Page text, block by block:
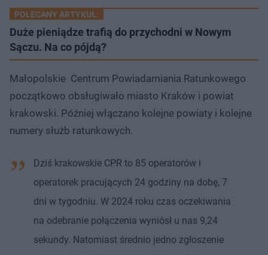
POLECANY ARTYKUŁ:
Duże pieniądze trafią do przychodni w Nowym
Sączu. Na co pójdą?
Małopolskie Centrum Powiadamiania Ratunkowego
początkowo obsługiwało miasto Kraków i powiat
krakowski. Później włączano kolejne powiaty i kolejne
numery służb ratunkowych.
Dziś krakowskie CPR to 85 operatorów i
operatorek pracujących 24 godziny na dobę, 7
dni w tygodniu. W 2024 roku czas oczekiwania
na odebranie połączenia wyniósł u nas 9,24
sekundy. Natomiast średnio jedno zgłoszenie